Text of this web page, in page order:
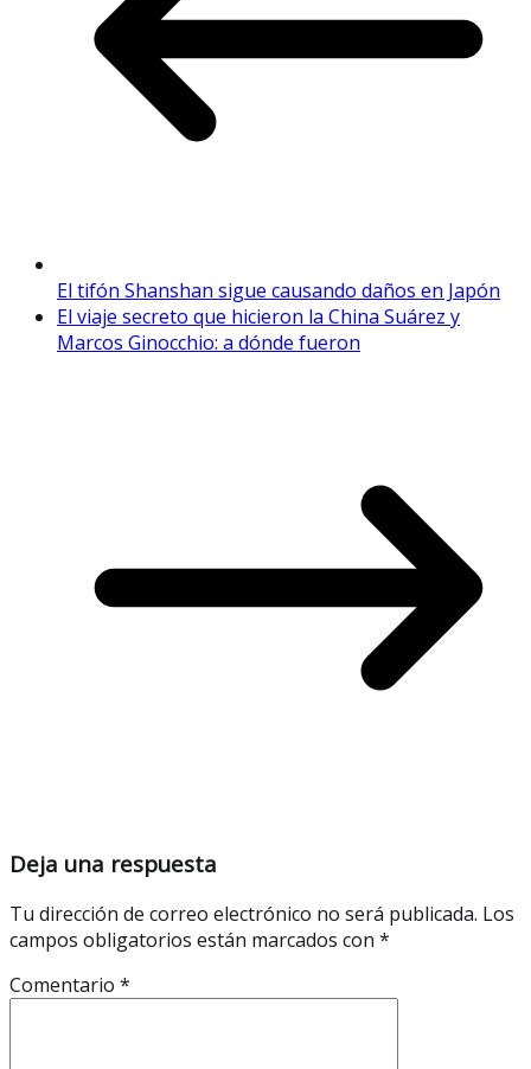
El tifón Shanshan sigue causando daños en Japón
El viaje secreto que hicieron la China Suárez y
Marcos Ginocchio: a dónde fueron
Deja una respuesta
Tu dirección de correo electrónico no será publicada. Los
campos obligatorios están marcados con *
Comentario *